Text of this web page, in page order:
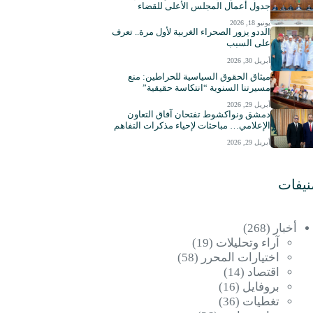
جدول أعمال المجلس الأعلى للقضاء
يونيو 18, 2026
الددو يزور الصحراء الغربية لأول مرة.. تعرف
على السبب
أبريل 30, 2026
ميثاق الحقوق السياسية للحراطين: منع
مسيرتنا السنوية “انتكاسة حقيقية”
أبريل 29, 2026
دمشق ونواكشوط تفتحان آفاق التعاون
الإعلامي… مباحثات لإحياء مذكرات التفاهم
أبريل 29, 2026
أخبار (268)
آراء وتحليلات (19)
اختيارات المحرر (58)
اقتصاد (14)
بروفايل (16)
تغطيات (36)